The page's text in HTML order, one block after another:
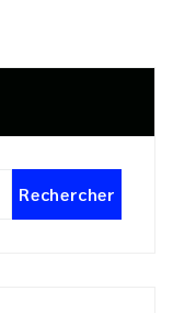
Rechercher